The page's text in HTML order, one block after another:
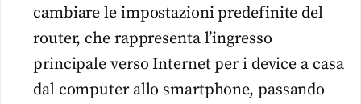
cambiare le impostazioni predefinite del
router, che rappresenta l’ingresso
principale verso Internet per i device a casa
dal computer allo smartphone, passando